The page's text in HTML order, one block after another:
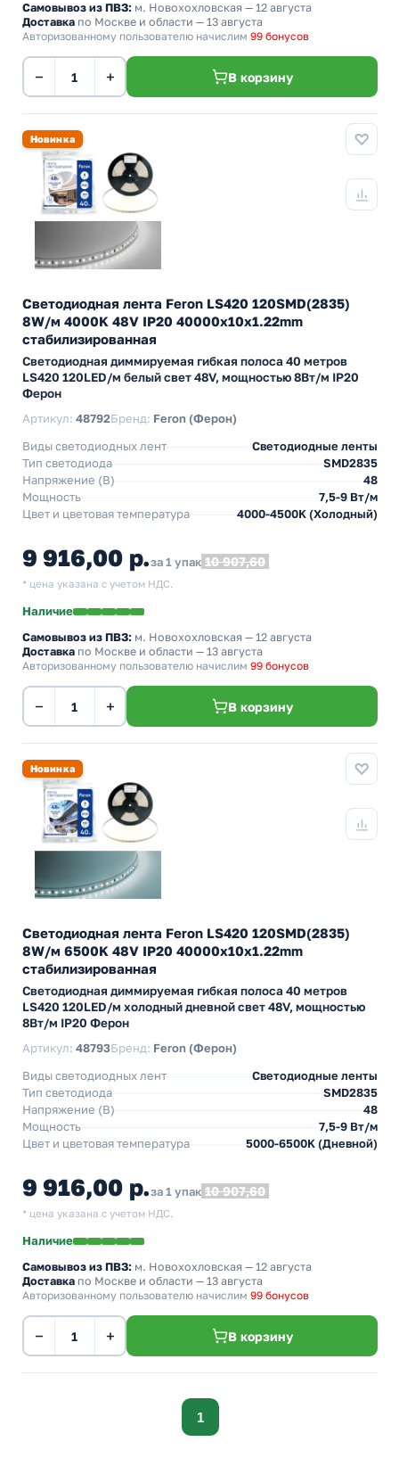
Самовывоз из ПВЗ: м. Новохохловская — 12 августа
Доставка по Москве и области — 13 августа
Авторизованному пользователю начислим 99 бонусов
− + В корзину
Новинка
Светодиодная лента Feron LS420 120SMD(2835)
8W/м 4000K 48V IP20 40000x10x1.22mm
стабилизированная
Светодиодная диммируемая гибкая полоса 40 метров
LS420 120LED/м белый свет 48V, мощностью 8Вт/м IP20
Ферон
Артикул: 48792Бренд: Feron (Ферон)
Виды светодиодных лент
Светодиодные ленты
Тип светодиода
SMD2835
Напряжение (В)
48
Мощность
7,5-9 Вт/м
Цвет и цветовая температура
4000-4500K (Холодный)
9 916,00 р.за 1 упак 10 907,60
* цена указана с учетом НДС.
Наличие
Самовывоз из ПВЗ: м. Новохохловская — 12 августа
Доставка по Москве и области — 13 августа
Авторизованному пользователю начислим 99 бонусов
− + В корзину
Новинка
Светодиодная лента Feron LS420 120SMD(2835)
8W/м 6500K 48V IP20 40000x10x1.22mm
стабилизированная
Светодиодная диммируемая гибкая полоса 40 метров
LS420 120LED/м холодный дневной свет 48V, мощностью
8Вт/м IP20 Ферон
Артикул: 48793Бренд: Feron (Ферон)
Виды светодиодных лент
Светодиодные ленты
Тип светодиода
SMD2835
Напряжение (В)
48
Мощность
7,5-9 Вт/м
Цвет и цветовая температура
5000-6500K (Дневной)
9 916,00 р.за 1 упак 10 907,60
* цена указана с учетом НДС.
Наличие
Самовывоз из ПВЗ: м. Новохохловская — 12 августа
Доставка по Москве и области — 13 августа
Авторизованному пользователю начислим 99 бонусов
− + В корзину
1